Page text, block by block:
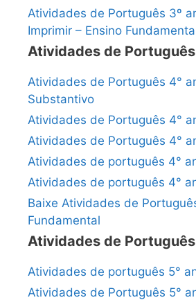
Atividades de Português 3º
Imprimir – Ensino
Atividades de
Atividades de Português 4°
Substantivo
Atividades de Português 4°
Atividades de Português 4°
Atividades de português 4°
Atividades de português 4°
Baixe Atividades de
Fundamental
Atividades de Português
Atividades de português 5°
Atividades de Português 5°